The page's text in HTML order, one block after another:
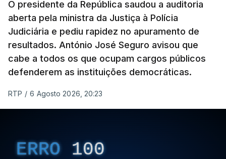
O presidente da República saudou a auditoria
aberta pela ministra da Justiça à Polícia
Judiciária e pediu rapidez no apuramento de
resultados. António José Seguro avisou que
cabe a todos os que ocupam cargos públicos
defenderem as instituições democráticas.
RTP / 6 Agosto 2026, 20:23
ERRO 100